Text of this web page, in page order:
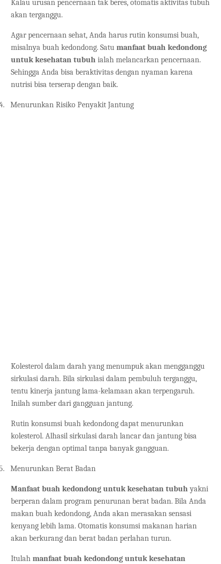
Kalau urusan pencernaan tak beres, otomatis aktivitas tubuh
akan terganggu.
Agar pencernaan sehat, Anda harus rutin konsumsi buah,
misalnya buah kedondong. Satu manfaat buah kedondong
untuk kesehatan tubuh ialah melancarkan pencernaan.
Sehingga Anda bisa beraktivitas dengan nyaman karena
nutrisi bisa terserap dengan baik.
Menurunkan Risiko Penyakit Jantung
Kolesterol dalam darah yang menumpuk akan mengganggu
sirkulasi darah. Bila sirkulasi dalam pembuluh terganggu,
tentu kinerja jantung lama-kelamaan akan terpengaruh.
Inilah sumber dari gangguan jantung.
Rutin konsumsi buah kedondong dapat menurunkan
kolesterol. Alhasil sirkulasi darah lancar dan jantung bisa
bekerja dengan optimal tanpa banyak gangguan.
Menurunkan Berat Badan
Manfaat buah kedondong untuk kesehatan tubuhyakni
berperan dalam program penurunan berat badan. Bila Anda
makan buah kedondong, Anda akan merasakan sensasi
kenyang lebih lama. Otomatis konsumsi makanan harian
akan berkurang dan berat badan perlahan turun.
Itulah manfaat buah kedondong untuk kesehatan